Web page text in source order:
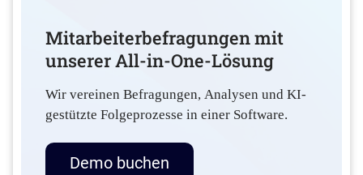
Mitarbeiterbefragungen mit
unserer All-in-One-Lösung
Wir vereinen Befragungen, Analysen und KI-
gestützte Folgeprozesse in einer Software.
Demo buchen